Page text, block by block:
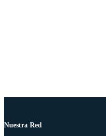
Nuestra Red